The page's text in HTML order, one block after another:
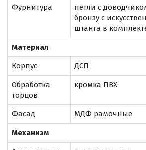
Фурнитура
петли с
бронзу с
штанга в
Материал
Корпус ДСП
Обработка
торцов
кромка ПВХ
Фасад МДФ рамочные
Механизм